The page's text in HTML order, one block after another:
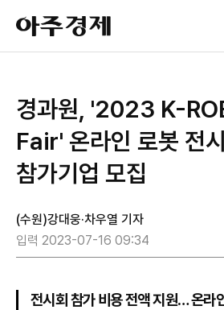
아
주
경
경과원, '2023 K-
Fair' 온라인 로봇 전
참가기업 모집
(수원)강대웅·차우열 기자
입력 2023-07-16 09:34
전시회 참가 비용 전액 지원… 온라